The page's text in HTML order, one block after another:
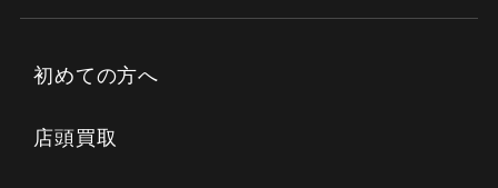
初めての方へ
店頭買取